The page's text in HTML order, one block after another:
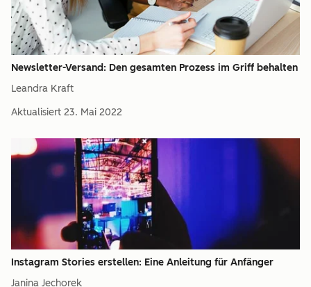
Newsletter-Versand: Den gesamten Prozess im Griff behalten
Leandra Kraft
Aktualisiert 23. Mai 2022
Instagram Stories erstellen: Eine Anleitung für Anfänger
Janina Jechorek